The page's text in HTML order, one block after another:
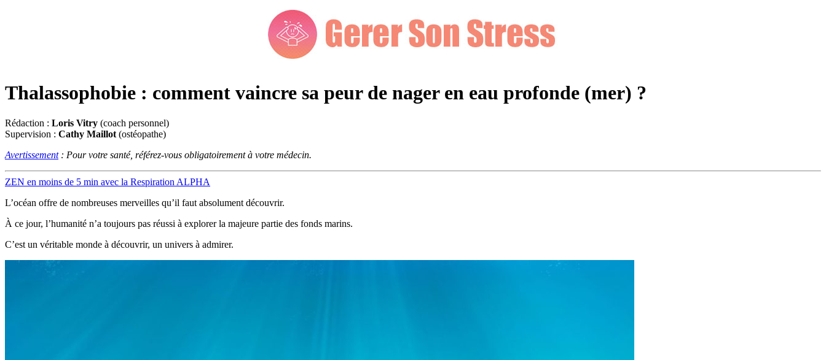
Thalassophobie : comment vaincre sa peur de nager en eau profonde (mer) ?
Rédaction : Loris Vitry (coach personnel)
Supervision : Cathy Maillot (ostéopathe)
Avertissement: Pour votre santé, référez-vous obligatoirement à votre médecin.
ZEN en moins de 5 min avec la Respiration ALPHA
L’océan offre de nombreuses merveilles qu’il faut absolument découvrir.
À ce jour, l’humanité n’a toujours pas réussi à explorer la majeure partie des fonds marins.
C’est un véritable monde à découvrir, un univers à admirer.